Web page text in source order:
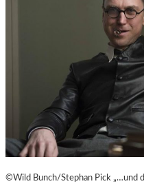
©Wild Bunch/Stephan Pick „…und